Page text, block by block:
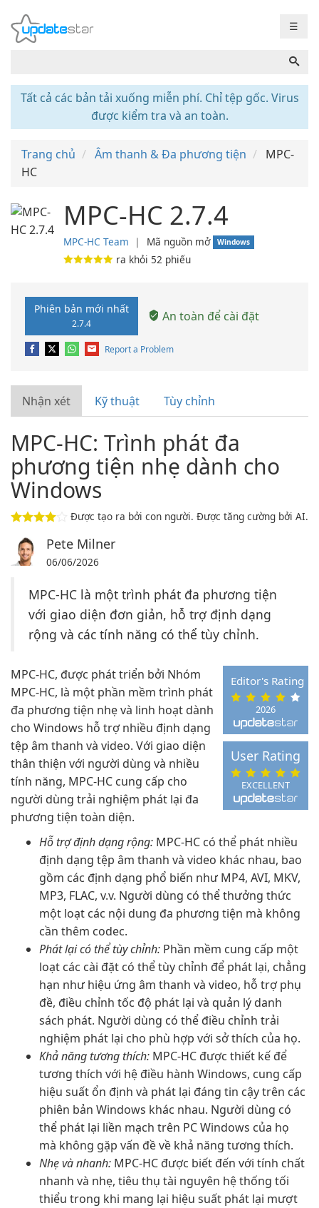
☰
Tất cả các bản tải xuống miễn phí. Chỉ tệp gốc. Virus
được kiểm tra và an toàn.
Trang chủ Âm thanh & Đa phương tiện
MPC-
HC
MPC-HC 2.7.4
MPC-HC Team ❘ Mã nguồn mở Windows
ra khỏi 52 phiếu
Phiên bản mới nhất
2.7.4 An toàn để cài đặt
Report a Problem
Nhận xét Kỹ thuật Tùy chỉnh
MPC-HC: Trình phát đa
phương tiện nhẹ dành cho
Windows
Được tạo ra bởi con người. Được tăng cường bởi AI.
Pete Milner
06/06/2026
MPC-HC là một trình phát đa phương tiện
với giao diện đơn giản, hỗ trợ định dạng
rộng và các tính năng có thể tùy chỉnh.
2026
Editor's Rating
EXCELLENT
User Rating
MPC-HC, được phát triển bởi Nhóm
MPC-HC, là một phần mềm trình phát
đa phương tiện nhẹ và linh hoạt dành
cho Windows hỗ trợ nhiều định dạng
tệp âm thanh và video. Với giao diện
thân thiện với người dùng và nhiều
tính năng, MPC-HC cung cấp cho
người dùng trải nghiệm phát lại đa
phương tiện toàn diện.
Hỗ trợ định dạng rộng: MPC-HC có thể phát nhiều
định dạng tệp âm thanh và video khác nhau, bao
gồm các định dạng phổ biến như MP4, AVI, MKV,
MP3, FLAC, v.v. Người dùng có thể thưởng thức
một loạt các nội dung đa phương tiện mà không
cần thêm codec.
Phát lại có thể tùy chỉnh: Phần mềm cung cấp một
loạt các cài đặt có thể tùy chỉnh để phát lại, chẳng
hạn như hiệu ứng âm thanh và video, hỗ trợ phụ
đề, điều chỉnh tốc độ phát lại và quản lý danh
sách phát. Người dùng có thể điều chỉnh trải
nghiệm phát lại cho phù hợp với sở thích của họ.
Khả năng tương thích: MPC-HC được thiết kế để
tương thích với hệ điều hành Windows, cung cấp
hiệu suất ổn định và phát lại đáng tin cậy trên các
phiên bản Windows khác nhau. Người dùng có
thể phát lại liền mạch trên PC Windows của họ
mà không gặp vấn đề về khả năng tương thích.
Nhẹ và nhanh: MPC-HC được biết đến với tính chất
nhanh và nhẹ, tiêu thụ tài nguyên hệ thống tối
thiểu trong khi mang lại hiệu suất phát lại mượt